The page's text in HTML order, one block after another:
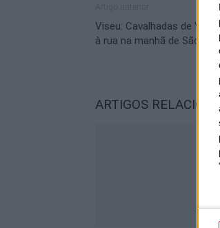
Viseu: Cavalhadas de
à rua na manhã de São
ARTIGOS